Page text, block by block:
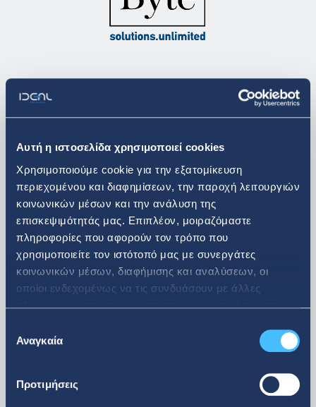
Αυτή η ιστοσελίδα χρησιμοποιεί cookies
Χρησιμοποιούμε cookie για την εξατομίκευση
περιεχομένου και διαφημίσεων, την παροχή λειτουργιών
κοινωνικών μέσων και την ανάλυση της
επισκεψιμότητάς μας. Επιπλέον, μοιραζόμαστε
πληροφορίες που αφορούν τον τρόπο που
χρησιμοποιείτε τον ιστότοπό μας με συνεργάτες
κοινωνικών μέσων, διαφήμισης και αναλύσεων, οι
οποίοι ενδεχομένως να τις συνδυάσουν με άλλες
πληροφορίες που τους έχετε παραχωρήσει ή τις οποίες
των υπηρεσιών τους.
συγκατάθεσης
Αναγκαία
Προτιμήσεις
Η Byte ιδρύθηκε το 1983 και είναι μία από τις
μεγαλύτερες εταιρείες παροχής ολοκληρωμένων
Περισσότερα
Retail Portfolio
attica